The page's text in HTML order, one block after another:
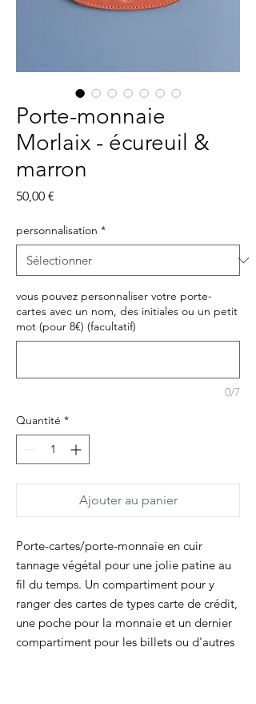
Porte-monnaie
Morlaix - écureuil &
marron
50,00 €
personnalisation *
vous pouvez personnaliser votre porte-
cartes avec un nom, des initiales ou un petit
mot (pour 8€) (facultatif)
0/7
Quantité *
Ajouter au panier
Porte-cartes/porte-monnaie en cuir
tannage végétal pour une jolie patine au
fil du temps. Un compartiment pour y
ranger des cartes de types carte de crédit,
une poche pour la monnaie et un dernier
compartiment pour les billets ou d'autres